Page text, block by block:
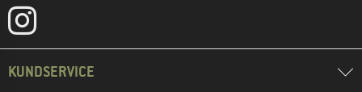
KUNDSERVICE